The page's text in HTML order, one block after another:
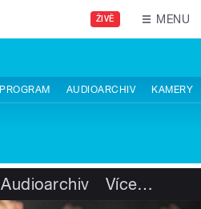
ŽIVĚ MENU
PROGRAM AUDIOARCHIV KAMERY
Audioarchiv Více…